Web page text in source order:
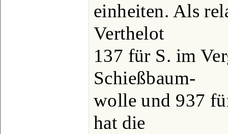
einheiten. Als
Verthelot
137 für S. im
Schießbaum-
wolle und 937
hat die